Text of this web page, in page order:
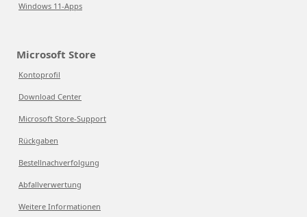
Windows 11-Apps
Microsoft Store
Kontoprofil
Download Center
Microsoft Store-Support
Rückgaben
Bestellnachverfolgung
Abfallverwertung
Weitere Informationen